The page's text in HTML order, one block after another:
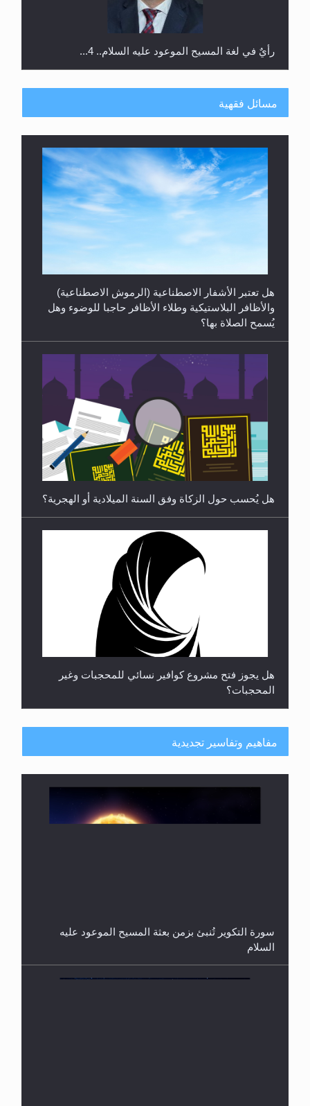
رأيٌ في لغة المسيح الموعود عليه السلام.. 4...
الهجرة: بحث عن الأمن والسلام في سبيل إرساء الأمن
رأيٌ في لغة المسيح الموعود عليه السلام ..«3» نظرة
في شعر المسيح الموعود عليه السلام.....
مسائل فقهية
هل تعتبر الأشفار الاصطناعية (الرموش الاصطناعية)
والأظافر البلاستيكية وطلاء الأظافر حاجبا للوضوء وهل
يُسمح الصلاة بها؟
هل يُحسب حول الزكاة وفق السنة الميلادية أو الهجرية؟
هل يجوز فتح مشروع كوافير نسائي للمحجبات وغير
المحجبات؟
مفاهيم وتفاسير تجديدية
سورة التكوير تُنبئ بزمن بعثة المسيح الموعود عليه
السلام